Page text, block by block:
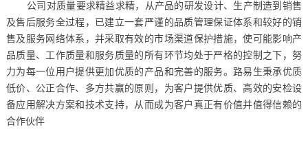
公司对质量要求精益求精，从产品的研发设计、生产制造到销售
及售后服务全过程，已建立一套严谨的品质管理保证体系和较好的销
售及服务网络体系，并采取有效的市场渠道保护措施，使可能影响产
品质量、工作质量和服务质量的所有环节均处于严格的控制之下，努
力为每一位用户提供更加优质的产品和完善的服务。路易生秉承优质
低价、公正合作、多方共赢的原则，为客户提供优质、高效的安检设
备应用解决方案和技术支持，从而成为客户真正有价值并值得信赖的
合作伙伴